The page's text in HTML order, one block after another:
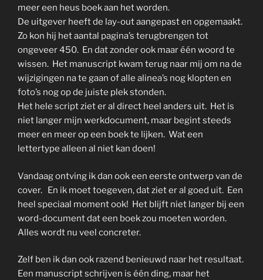
meer een heus boek aan het worden.
De uitgever heeft de lay-out aangepast en opgemaakt.
Zo kon hij het aantal pagina’s terugbrengen tot
ongeveer 450. En dat zonder ook maar één woord te
wissen. Het manuscript kwam terug naar mij om na de
wijzigingen na te gaan of alle alinea’s nog klopten en
foto’s nog op de juiste plek stonden.
Het hele script ziet er al direct heel anders uit. Het is
niet langer mijn werkdocument, maar begint steeds
meer en meer op een boek te lijken. Wat een
lettertype alleen al niet kan doen!
Vandaag ontving ik dan ook een eerste ontwerp van de
cover. En ik moet toegeven, dat ziet er al goed uit. Een
heel speciaal moment ook! Het blijft niet langer bij een
word-document dat een boek zou moeten worden.
Alles wordt nu veel concreter.
Zelf ben ik dan ook razend benieuwd naar het resultaat.
Een manuscript schrijven is één ding, maar het